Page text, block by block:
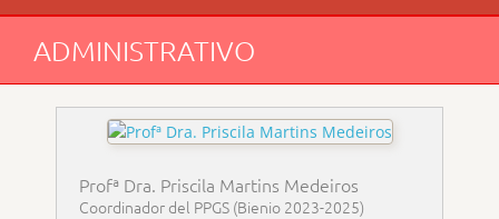
ADMINISTRATIVO
Profª Dra. Priscila Martins Medeiros
Coordinador del PPGS (Bienio 2023-2025)